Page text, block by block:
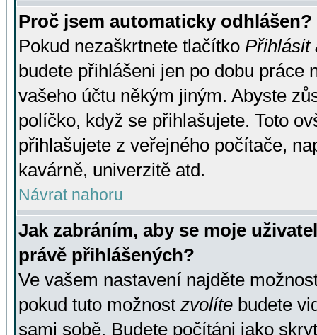
Proč jsem automaticky odhlášen?
Pokud nezaškrtnete tlačítko Přihlásit
budete přihlášeni jen po dobu práce
vašeho účtu někým jiným. Abyste
políčko, když se přihlašujete. Toto
přihlašujete z veřejného počítače,
kavárně, univerzitě atd.
Návrat nahoru
Jak zabráním, aby se moje
právě přihlášených?
Ve vašem nastavení najděte
pokud tuto možnost zvolíte budete
sami sobě. Budete počítáni jako